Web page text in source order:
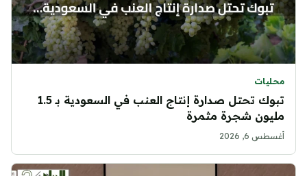
محليات
تبوك تحتل صدارة إنتاج العنب في السعودية بـ 1.5
مليون شجرة مثمرة
أغسطس 6, 2026